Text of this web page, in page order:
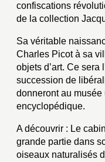
confiscations
de la collection
Sa véritable
Charles Picot à sa
objets d’art. Ce sera
succession de
donneront au musée
encyclopédique.
A découvrir : Le
grande partie dans
oiseaux naturalisés